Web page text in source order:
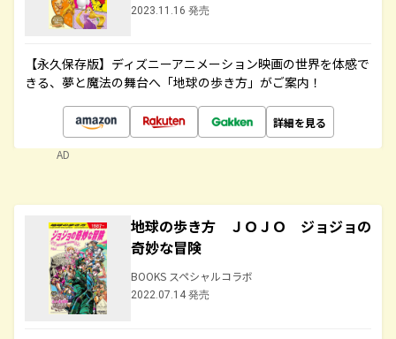
2023.11.16 発売
【永久保存版】ディズニーアニメーション映画の世界を体感で
きる、夢と魔法の舞台へ「地球の歩き方」がご案内！
詳細を見る
AD
地球の歩き方 ＪＯＪＯ ジョジョの
奇妙な冒険
BOOKS スペシャルコラボ
2022.07.14 発売